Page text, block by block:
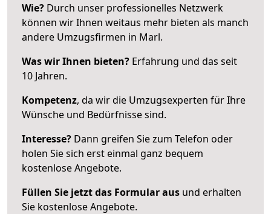
Wie? Durch unser professionelles Netzwerk
können wir Ihnen weitaus mehr bieten als manch
andere Umzugsfirmen in Marl.
Was wir Ihnen bieten? Erfahrung und das seit
10 Jahren.
Kompetenz, da wir die Umzugsexperten für Ihre
Wünsche und Bedürfnisse sind.
Interesse? Dann greifen Sie zum Telefon oder
holen Sie sich erst einmal ganz bequem
kostenlose Angebote.
Füllen Sie jetzt das Formular aus und erhalten
Sie kostenlose Angebote.